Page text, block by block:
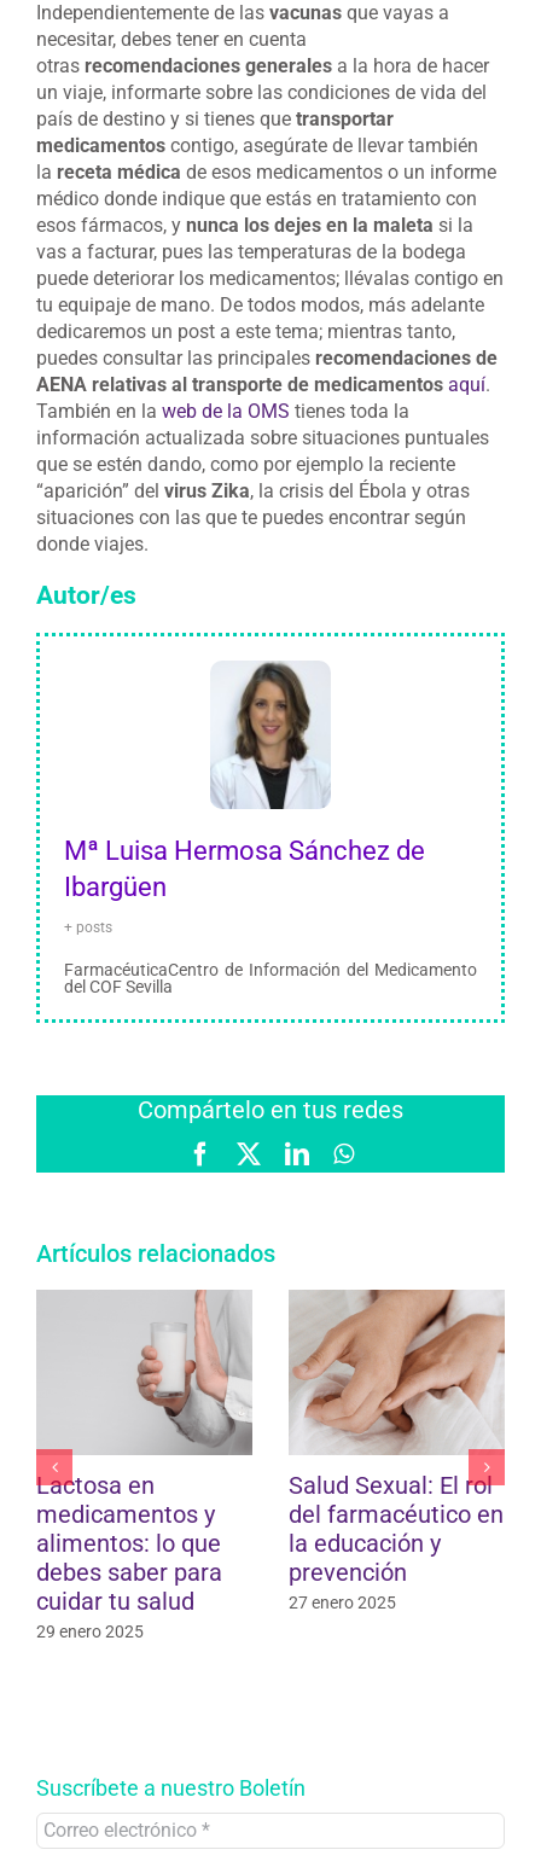
Independientemente de las vacunas que vayas a
necesitar, debes tener en cuenta
otras recomendaciones generales a la hora de hacer
un viaje, informarte sobre las condiciones de vida del
país de destino y si tienes que transportar
medicamentos contigo, asegúrate de llevar también
la receta médica de esos medicamentos o un informe
médico donde indique que estás en tratamiento con
esos fármacos, y nunca los dejes en la maleta si la
vas a facturar, pues las temperaturas de la bodega
puede deteriorar los medicamentos; llévalas contigo en
tu equipaje de mano. De todos modos, más adelante
dedicaremos un post a este tema; mientras tanto,
puedes consultar las principales recomendaciones de
AENA relativas al transporte de medicamentos aquí.
También en la web de la OMS tienes toda la
información actualizada sobre situaciones puntuales
que se estén dando, como por ejemplo la reciente
“aparición” del virus Zika, la crisis del Ébola y otras
situaciones con las que te puedes encontrar según
donde viajes.
Autor/es
Mª Luisa Hermosa Sánchez de
Ibargüen
+ posts
FarmacéuticaCentro de Información del Medicamento
del COF Sevilla
Compártelo en tus redes
Facebook
X LinkedInWhatsApp
Artículos relacionados
Lactosa en
medicamentos y
alimentos: lo que
debes saber para
cuidar tu salud
29 enero 2025
Salud Sexual: El rol
del farmacéutico en
la educación y
prevención
27 enero 2025
Suscríbete a nuestro Boletín